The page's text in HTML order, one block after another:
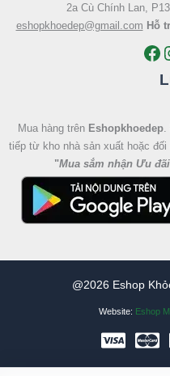
2a Cù Chính Lan,
eshopkhoedep@gmail.com Hỗ
Mua hàng trên Eshopkhoedep.
tiếp từ kho nhà sản xuất hoặc đối
"Mua sắm nhận Ưu
@2026 Eshop
Website: Eshop